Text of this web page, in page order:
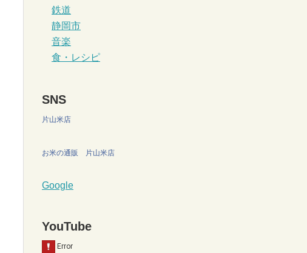
鉄道
静岡市
音楽
食・レシピ
SNS
片山米店
お米の通販 片山米店
Google
YouTube